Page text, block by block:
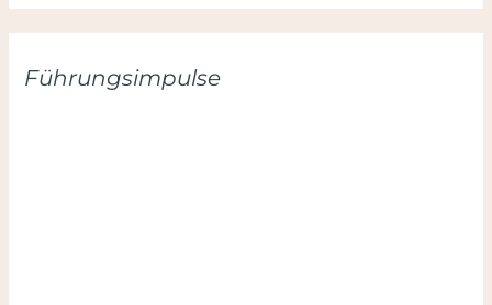
Führungsimpulse